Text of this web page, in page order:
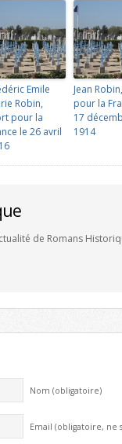
Emile
Robin,
pour la
le 26 avril
Jean
pour la
17
1914
de Romans
Nom (obligatoire)
Email (obligatoire, ne